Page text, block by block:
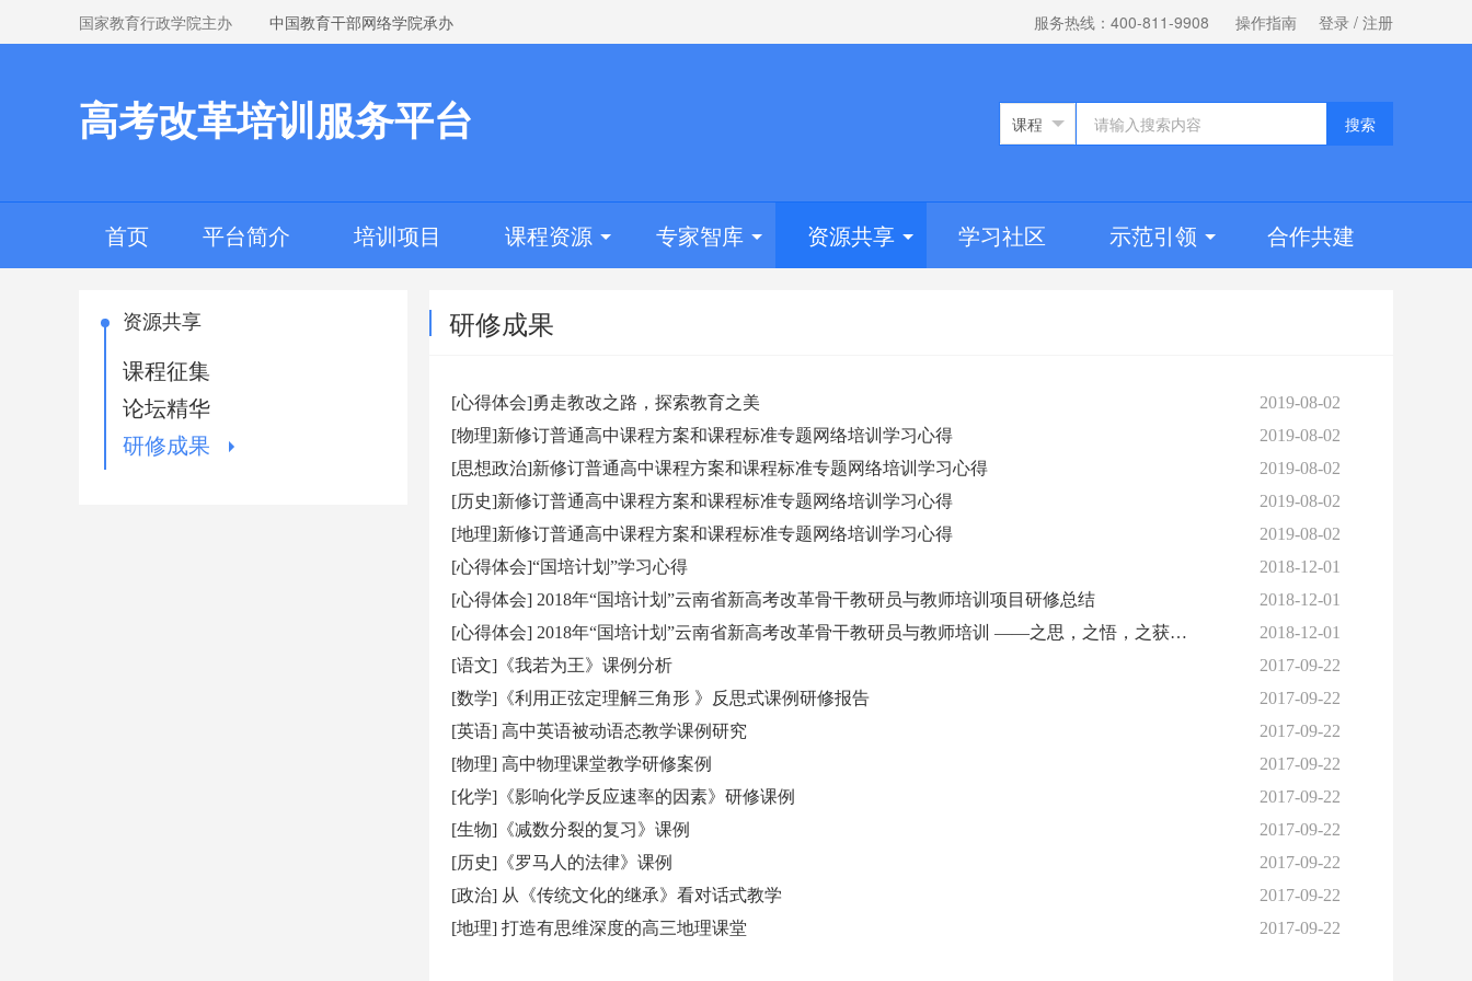
国家教育行政学院主办 中国教育干部网络学院承办 服务热线：400-811-9908 操作指南 登录 / 注册
高考改革培训服务平台 搜索
首页 平台简介 培训项目 课程资源 专家智库 资源共享 学习社区 示范引领 合作共建
资源共享
课程征集
论坛精华
研修成果
研修成果
[心得体会]勇走教改之路，探索教育之美
2019-08-02
[物理]新修订普通高中课程方案和课程标准专题网络培训学习心得
2019-08-02
[思想政治]新修订普通高中课程方案和课程标准专题网络培训学习心得
2019-08-02
[历史]新修订普通高中课程方案和课程标准专题网络培训学习心得
2019-08-02
[地理]新修订普通高中课程方案和课程标准专题网络培训学习心得
2019-08-02
[心得体会]“国培计划”学习心得
2018-12-01
[心得体会] 2018年“国培计划”云南省新高考改革骨干教研员与教师培训项目研修总结
2018-12-01
[心得体会] 2018年“国培计划”云南省新高考改革骨干教研员与教师培训 ——之思，之悟，之获，之惑
2018-12-01
[语文]《我若为王》课例分析
2017-09-22
[数学]《利用正弦定理解三角形 》反思式课例研修报告
2017-09-22
[英语] 高中英语被动语态教学课例研究
2017-09-22
[物理] 高中物理课堂教学研修案例
2017-09-22
[化学]《影响化学反应速率的因素》研修课例
2017-09-22
[生物]《减数分裂的复习》课例
2017-09-22
[历史]《罗马人的法律》课例
2017-09-22
[政治] 从《传统文化的继承》看对话式教学
2017-09-22
[地理] 打造有思维深度的高三地理课堂
2017-09-22